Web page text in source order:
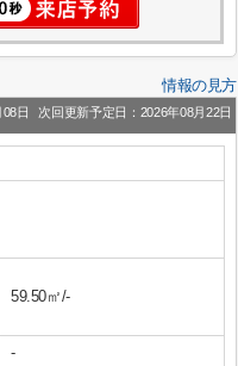
情報の見方
日 次回更新予定日：2026年08月22日
59.50㎡/-
-